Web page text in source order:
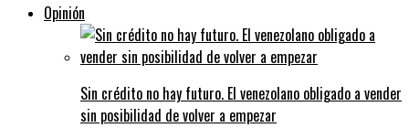
Opinión
Sin crédito no hay futuro. El venezolano obligado a vender
sin posibilidad de volver a empezar